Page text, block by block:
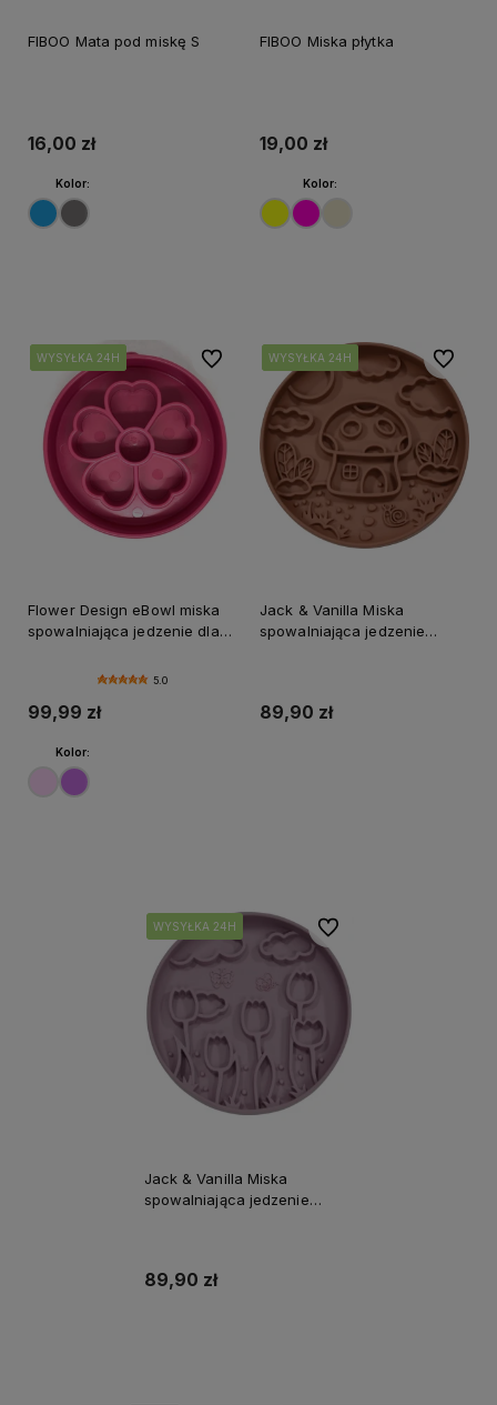
FIBOO Mata pod miskę S
16,00 zł
Kolor:
FIBOO Miska płytka
19,00 zł
Kolor:
WYSYŁKA 24H
WYSYŁKA 24H
WYSYŁKA 24H
WYSYŁKA 24H
Flower Design eBowl miska
spowalniająca jedzenie dla
5.0
99,99 zł
Kolor:
Do ulubionychWYSYŁKA 24H
WYSYŁKA 24H
WYSYŁKA 24H
WYSYŁKA 24H
Jack & Vanilla Miska
spowalniająca jedzenie
89,90 zł
Do
WYSYŁKA 24H
WYSYŁKA 24H
WYSYŁKA 24H
Jack & Vanilla Miska
spowalniająca jedzenie
89,90 zł
Do ulubionych